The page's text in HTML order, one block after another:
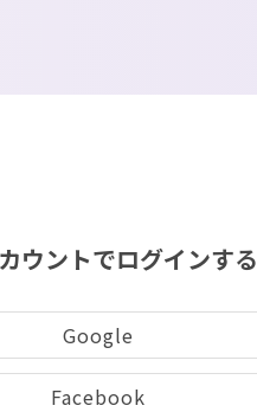
ウントでログインする
Google
Facebook